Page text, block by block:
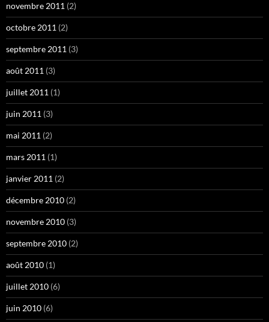
novembre 2011 (2)
octobre 2011 (2)
septembre 2011 (3)
août 2011 (3)
juillet 2011 (1)
juin 2011 (3)
mai 2011 (2)
mars 2011 (1)
janvier 2011 (2)
décembre 2010 (2)
novembre 2010 (3)
septembre 2010 (2)
août 2010 (1)
juillet 2010 (6)
juin 2010 (6)